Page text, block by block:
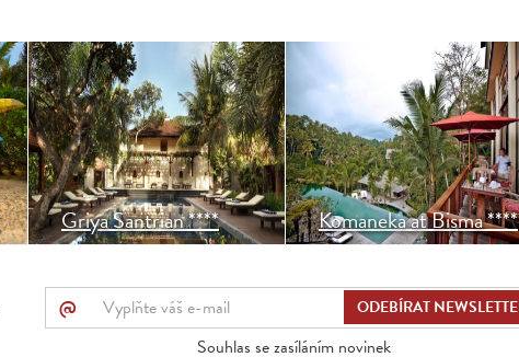
Griya Santrian ****
Griya Santrian leží u jedné z
nejhezčích částí pláže Sanur
a je kousek od mnoha
restaurací obchůdků. Každý
host je brán jako součást
rodiny.
Komaneka at Bisma ****
Idylický resort v tropické
zahradě vhodný pro aktivní
rodiny a dvojice v klidné
části Ubudu. Úchvatný
výhled do zalesněného údolí
řeky a rýžová políčka.
@
Souhlas se zasíláním novinek